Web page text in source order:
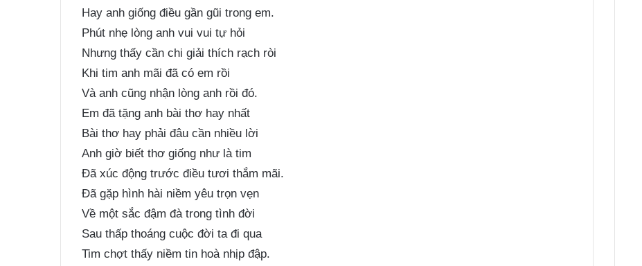
Hay anh giống điều gần gũi trong em.
Phút nhẹ lòng anh vui vui tự hỏi
Nhưng thấy cần chi giải thích rạch ròi
Khi tim anh mãi đã có em rồi
Và anh cũng nhận lòng anh rồi đó.
Em đã tặng anh bài thơ hay nhất
Bài thơ hay phải đâu cần nhiều lời
Anh giờ biết thơ giống như là tim
Đã xúc động trước điều tươi thắm mãi.
Đã gặp hình hài niềm yêu trọn vẹn
Về một sắc đậm đà trong tình đời
Sau thấp thoáng cuộc đời ta đi qua
Tim chợt thấy niềm tin hoà nhịp đập.